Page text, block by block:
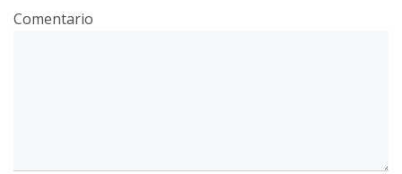
Comentario